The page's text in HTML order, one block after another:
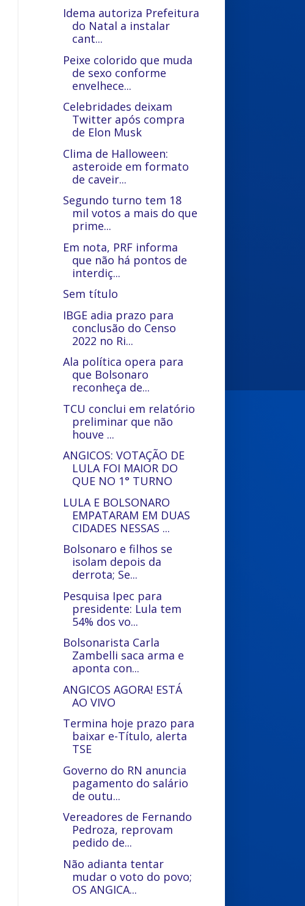
Idema autoriza Prefeitura
do Natal a instalar
cant...
Peixe colorido que muda
de sexo conforme
envelhece...
Celebridades deixam
Twitter após compra
de Elon Musk
Clima de Halloween:
asteroide em formato
de caveir...
Segundo turno tem 18
mil votos a mais do que
prime...
Em nota, PRF informa
que não há pontos de
interdiç...
Sem título
IBGE adia prazo para
conclusão do Censo
2022 no Ri...
Ala política opera para
que Bolsonaro
reconheça de...
TCU conclui em relatório
preliminar que não
houve ...
ANGICOS: VOTAÇÃO DE
LULA FOI MAIOR DO
QUE NO 1° TURNO
LULA E BOLSONARO
EMPATARAM EM DUAS
CIDADES NESSAS ...
Bolsonaro e filhos se
isolam depois da
derrota; Se...
Pesquisa Ipec para
presidente: Lula tem
54% dos vo...
Bolsonarista Carla
Zambelli saca arma e
aponta con...
ANGICOS AGORA! ESTÁ
AO VIVO
Termina hoje prazo para
baixar e-Título, alerta
TSE
Governo do RN anuncia
pagamento do salário
de outu...
Vereadores de Fernando
Pedroza, reprovam
pedido de...
Não adianta tentar
mudar o voto do povo;
OS ANGICA...